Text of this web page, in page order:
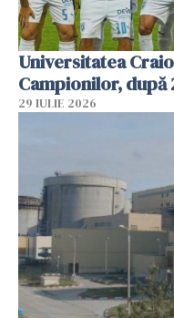
Universitatea
Campionilor, după
29 IULIE 2026